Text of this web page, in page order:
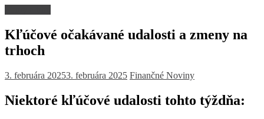
Kľúčové očakávané udalosti a zmeny na
trhoch
3. februára 20253. februára 2025 Finančné Noviny
Niektoré kľúčové udalosti tohto týždňa: